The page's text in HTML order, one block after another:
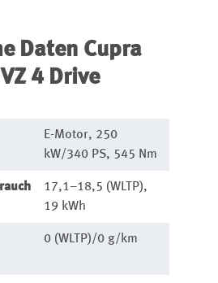
Daten Cupra
4 Drive
E-Motor, 250
kW/340 PS, 545 Nm
17,1–18,5 (WLTP),
19 kWh
0 (WLTP)/0 g/km